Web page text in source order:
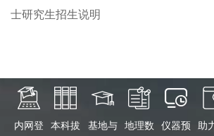
士研究生招生说明
内网登
本科拔
基地与
地理数
仪器预
助